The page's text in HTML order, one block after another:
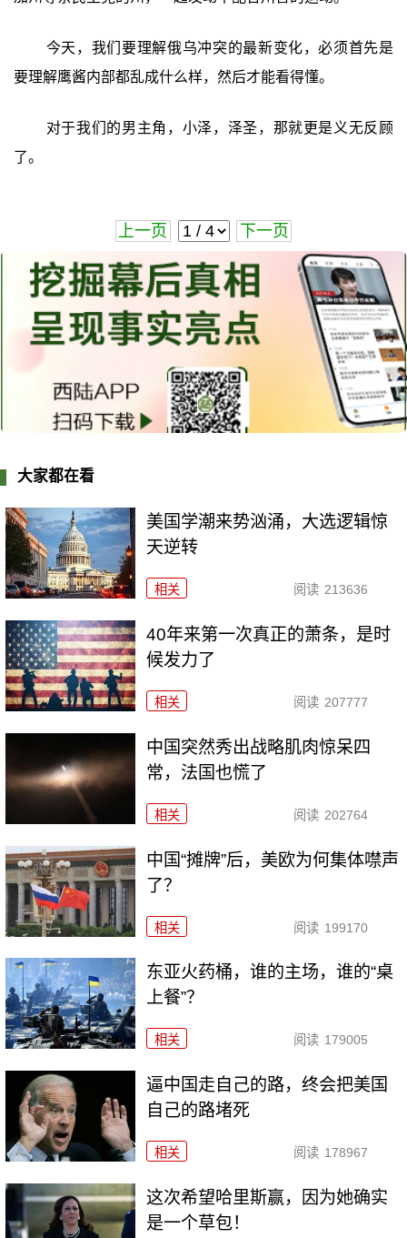
今天，我们要理解俄乌冲突的最新变化，必须首先是
要理解鹰酱内部都乱成什么样，然后才能看得懂。
对于我们的男主角，小泽，泽圣，那就更是义无反顾
了。
上一页 下一页
大家都在看
美国学潮来势汹涌，大选逻辑惊
天逆转
相关 阅读 213636
40年来第一次真正的萧条，是时
候发力了
相关 阅读 207777
中国突然秀出战略肌肉惊呆四
常，法国也慌了
相关 阅读 202764
中国“摊牌”后，美欧为何集体噤声
了？
相关 阅读 199170
东亚火药桶，谁的主场，谁的“桌
上餐”？
相关 阅读 179005
逼中国走自己的路，终会把美国
自己的路堵死
相关 阅读 178967
这次希望哈里斯赢，因为她确实
是一个草包！